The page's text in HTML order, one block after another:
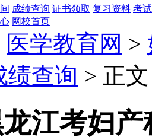
成绩查询 证书领取 复习资料 考
网校首页
医学教育网 >
绩查询 > 正文
龙江考妇